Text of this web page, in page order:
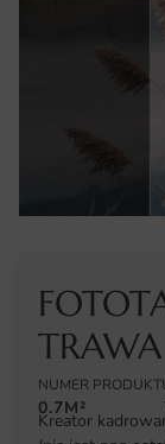
TRAWA
NUMER
0.7M²
Kreator